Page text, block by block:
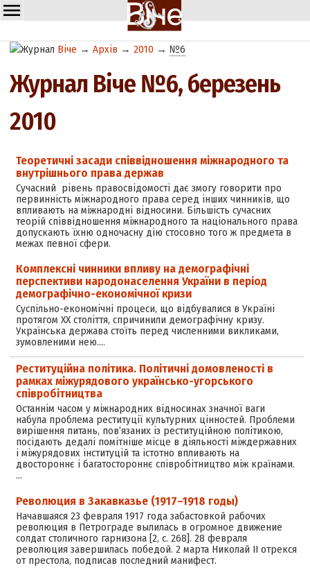
Віче →Архів →2010 → №6
Журнал Віче №6, березень
2010
Теоретичні засади співвідношення міжнародного та
внутрішнього права держав
Сучасний рівень правосвідомості дає змогу говорити про
первинність міжнародного права серед інших чинників, що
впливають на міжнародні відносини. Більшість сучасних
теорій співвідношення міжнародного та національного права
допускають їхню одночасну дію стосовно того ж предмета в
межах певної сфери.
Комплексні чинники впливу на демографічні
перспективи народонаселення України в період
демографічно-економічної кризи
Суспільно-економічні процеси, що відбувалися в Україні
протягом ХХ століття, спричинили демографічну кризу.
Українська держава стоїть перед численними викликами,
зумовленими нею.…
Реституційна політика. Політичні домовленості в
рамках міжурядового українсько-угорського
співробітництва
Останнім часом у міжнародних відносинах значної ваги
набула проблема реституції культурних цінностей. Проблеми
вирішення питань, пов’язаних із реституційною політикою,
посідають дедалі помітніше місце в діяльності міждержавних
і міжурядових інституцій та істотно впливають на
двостороннє і багатостороннє співробітництво між країнами.
…
Революция в Закавказье (1917–1918 годы)
Начавшаяся 23 февраля 1917 года забастовкой рабочих
революция в Петрограде вылилась в огромное движение
солдат столичного гарнизона [2, с. 268]. 28 февраля
революция завершилась победой. 2 марта Николай II отрекся
от престола, подписав последний манифест.